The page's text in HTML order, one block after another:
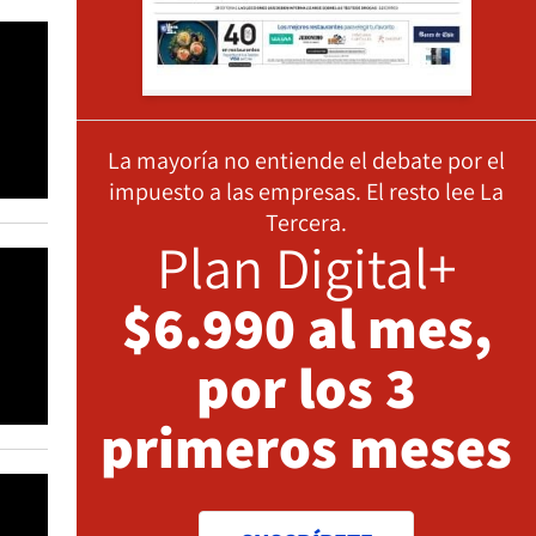
La mayoría no entiende el debate por el
impuesto a las empresas. El resto lee La
Tercera.
Plan Digital+
$6.990 al mes,
por los 3
primeros meses